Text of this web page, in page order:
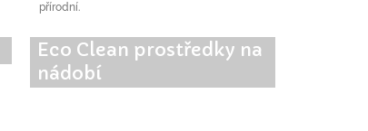
přírodní.
Eco Clean prostředky na
nádobí